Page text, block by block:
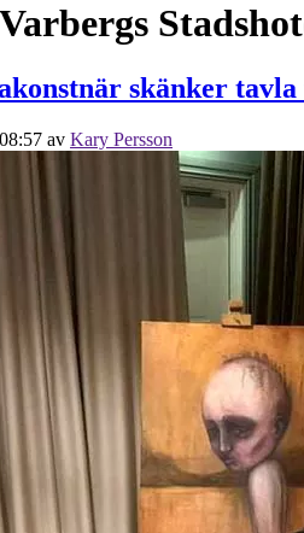
Varbergs
skänker
av Kary Persson